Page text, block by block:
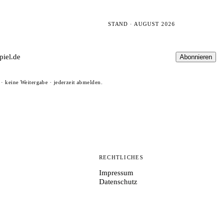
STAND · AUGUST 2026
Abonnieren
keine Weitergabe · jederzeit abmelden.
RECHTLICHES
Impressum
Datenschutz